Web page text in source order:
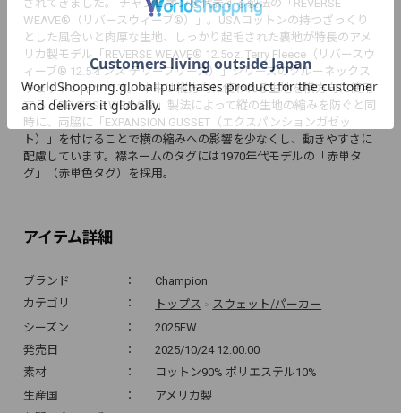
アイテム詳細
ブランド
Champion
カテゴリ
トップス > スウェット/パーカー
シーズン
2025FW
発売日
2025/10/24 12:00:00
素材
コットン90% ポリエステル10%
生産国
アメリカ製
されてきました。 チャンピオンを代表する製法の「REVERSE
WEAVE®（リバースウィーブ®）」。USAコットンの持つざっくり
とした風合いと肉厚な生地、しっかり起毛された裏地が特長のアメ
リカ製モデル「REVERSE WEAVE® 12.5oz. Terry Fleece（リバースウ
ィーブ® 12.5オンス テリーフリース）」シリーズのクルーネックス
ウェットシャツです。 本来は縦方向に使われる生地を横方向に使用
する「REVERSE WEAVE®」製法によって縦の生地の縮みを防ぐと同
時に、両脇に「EXPANSION GUSSET（エクスパンションガゼッ
ト）」を付けることで横の縮みへの影響を少なくし、動きやすさに
配慮しています。襟ネームのタグには1970年代モデルの「赤単タ
グ」（赤単色タグ）を採用。